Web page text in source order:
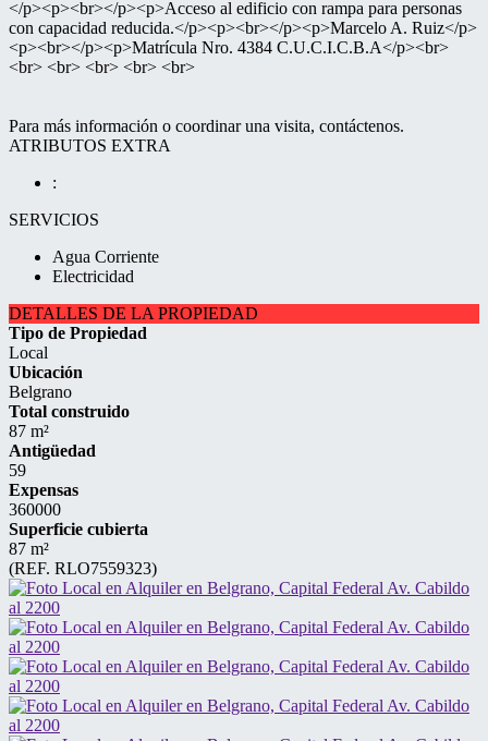
</p><p><br></p><p>Acceso al edificio con rampa para personas
con capacidad reducida.</p><p><br></p><p>Marcelo A. Ruiz</p>
<p><br></p><p>Matrícula Nro. 4384 C.U.C.I.C.B.A</p><br>
<br> <br> <br> <br> <br>
Para más información o coordinar una visita, contáctenos.
ATRIBUTOS EXTRA
:
SERVICIOS
Agua Corriente
Electricidad
DETALLES DE LA PROPIEDAD
Tipo de Propiedad
Local
Ubicación
Belgrano
Total construido
87 m²
Antigüedad
59
Expensas
360000
Superficie cubierta
87 m²
(REF. RLO7559323)